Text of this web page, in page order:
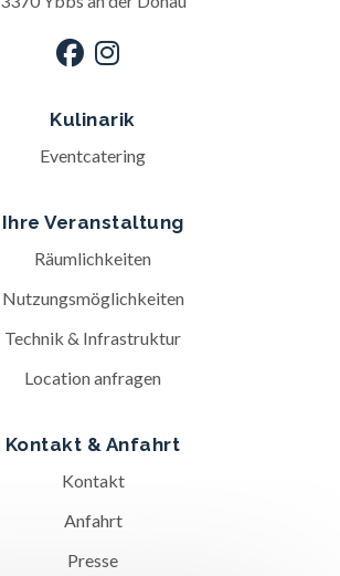
Kulinarik
Eventcatering
Ihre Veranstaltung
Räumlichkeiten
Nutzungsmöglichkeiten
Technik & Infrastruktur
Location anfragen
Kontakt & Anfahrt
Kontakt
Anfahrt
Presse